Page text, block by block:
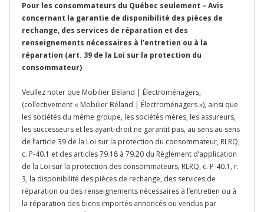
Pour les consommateurs du Québec seulement – Avis
concernant la garantie de disponibilité des pièces de
rechange, des services de réparation et des
renseignements nécessaires à l’entretien ou à la
réparation (art. 39 de la Loi sur la protection du
consommateur)
Veullez noter que Mobilier Béland | Électroménagers,
(collectivement « Mobilier Béland | Électroménagers »), ainsi que
les sociétés du même groupe, les sociétés mères, les assureurs,
les successeurs et les ayant-droit ne garantit pas, au sens au sens
de l’article 39 de la Loi sur la protection du consommateur, RLRQ,
c. P-40.1 et des articles 79.18 à 79.20 du Règlement d’application
de la Loi sur la protection des consommateurs, RLRQ, c. P-40.1, r.
3, la disponibilité des pièces de rechange, des services de
réparation ou des renseignements nécessaires à l’entretien ou à
la réparation des biens importés annoncés ou vendus par